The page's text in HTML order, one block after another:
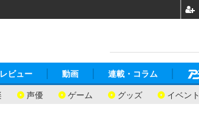
声優 ゲーム グッズ イベント
レビュー 動画 連載・コラム